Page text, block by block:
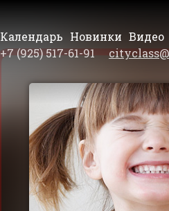
Календарь Новинки Видео
+7 (925) 517-61-91